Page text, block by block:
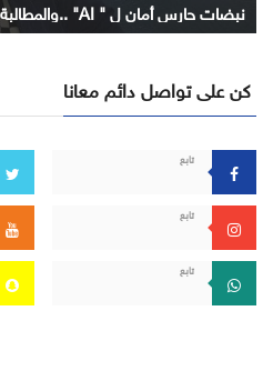
نبضات حارس أمان ل " AI" ..والمطالبة بإنشاء هيئة رقابة دولية
كن على تواصل دائم معانا
تابع
تابع
تابع